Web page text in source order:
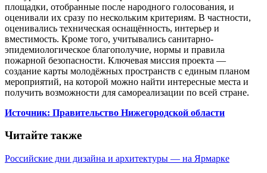
площадки, отобранные после народного голосования, и
оценивали их сразу по нескольким критериям. В частности,
оценивались техническая оснащённость, интерьер и
вместимость. Кроме того, учитывались санитарно-
эпидемиологическое благополучие, нормы и правила
пожарной безопасности. Ключевая миссия проекта —
создание карты молодёжных пространств с единым планом
мероприятий, на которой можно найти интересные места и
получить возможности для самореализации по всей стране.
Источник: Правительство Нижегородской области
Читайте также
Российские дни дизайна и архитектуры — на Ярмарке